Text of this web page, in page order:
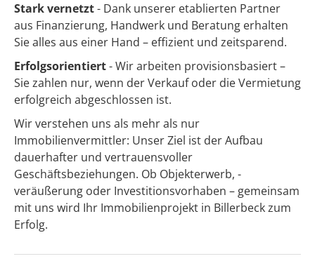
Stark vernetzt- Dank unserer etablierten Partner
aus Finanzierung, Handwerk und Beratung erhalten
Sie alles aus einer Hand – effizient und zeitsparend.
Erfolgsorientiert- Wir arbeiten provisionsbasiert –
Sie zahlen nur, wenn der Verkauf oder die Vermietung
erfolgreich abgeschlossen ist.
Wir verstehen uns als mehr als nur
Immobilienvermittler: Unser Ziel ist der Aufbau
dauerhafter und vertrauensvoller
Geschäftsbeziehungen. Ob Objekterwerb, -
veräußerung oder Investitionsvorhaben – gemeinsam
mit uns wird Ihr Immobilienprojekt in Billerbeck zum
Erfolg.